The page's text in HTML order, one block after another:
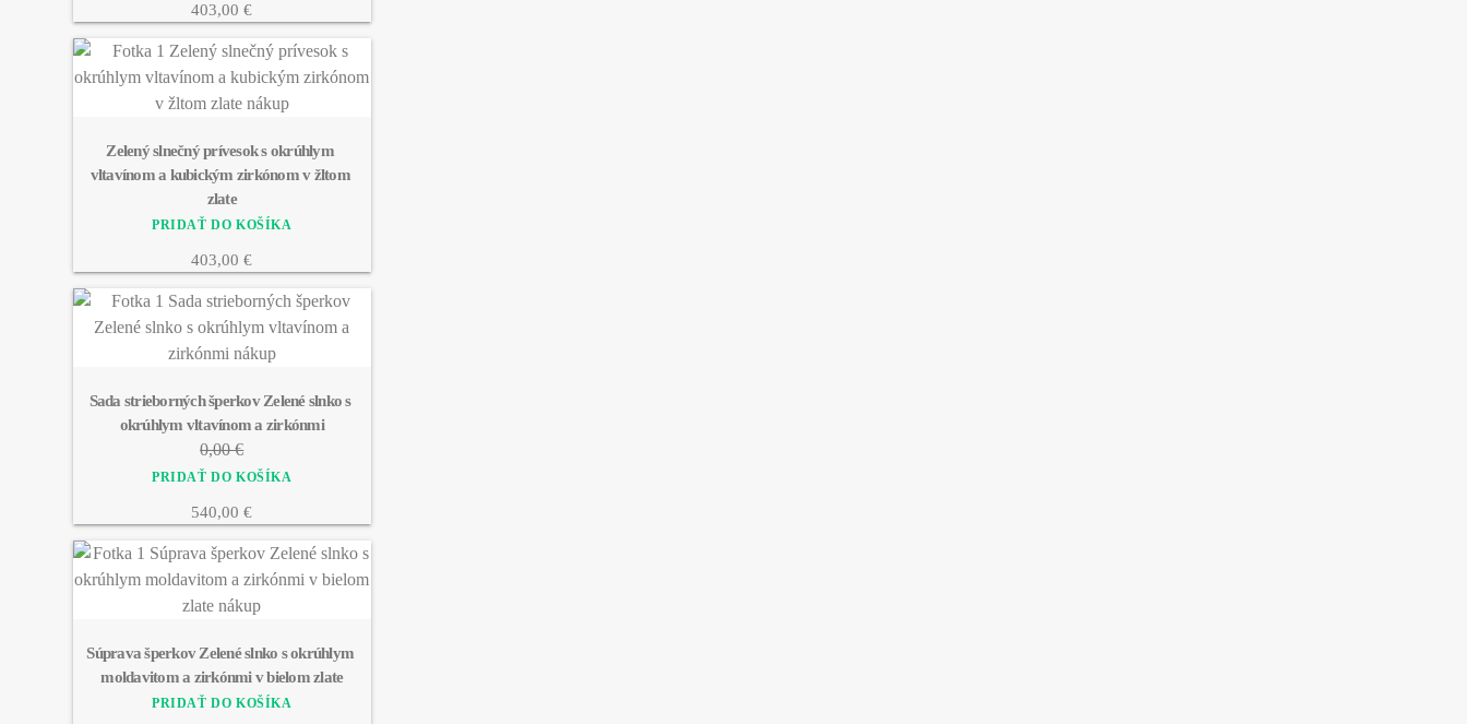
403,00 €
Zelený slnečný prívesok s okrúhlym
vltavínom a kubickým zirkónom v žltom
zlate
403,00 €
Sada strieborných šperkov Zelené slnko s
okrúhlym vltavínom a zirkónmi
0,00 €
540,00 €
Súprava šperkov Zelené slnko s okrúhlym
moldavitom a zirkónmi v bielom zlate